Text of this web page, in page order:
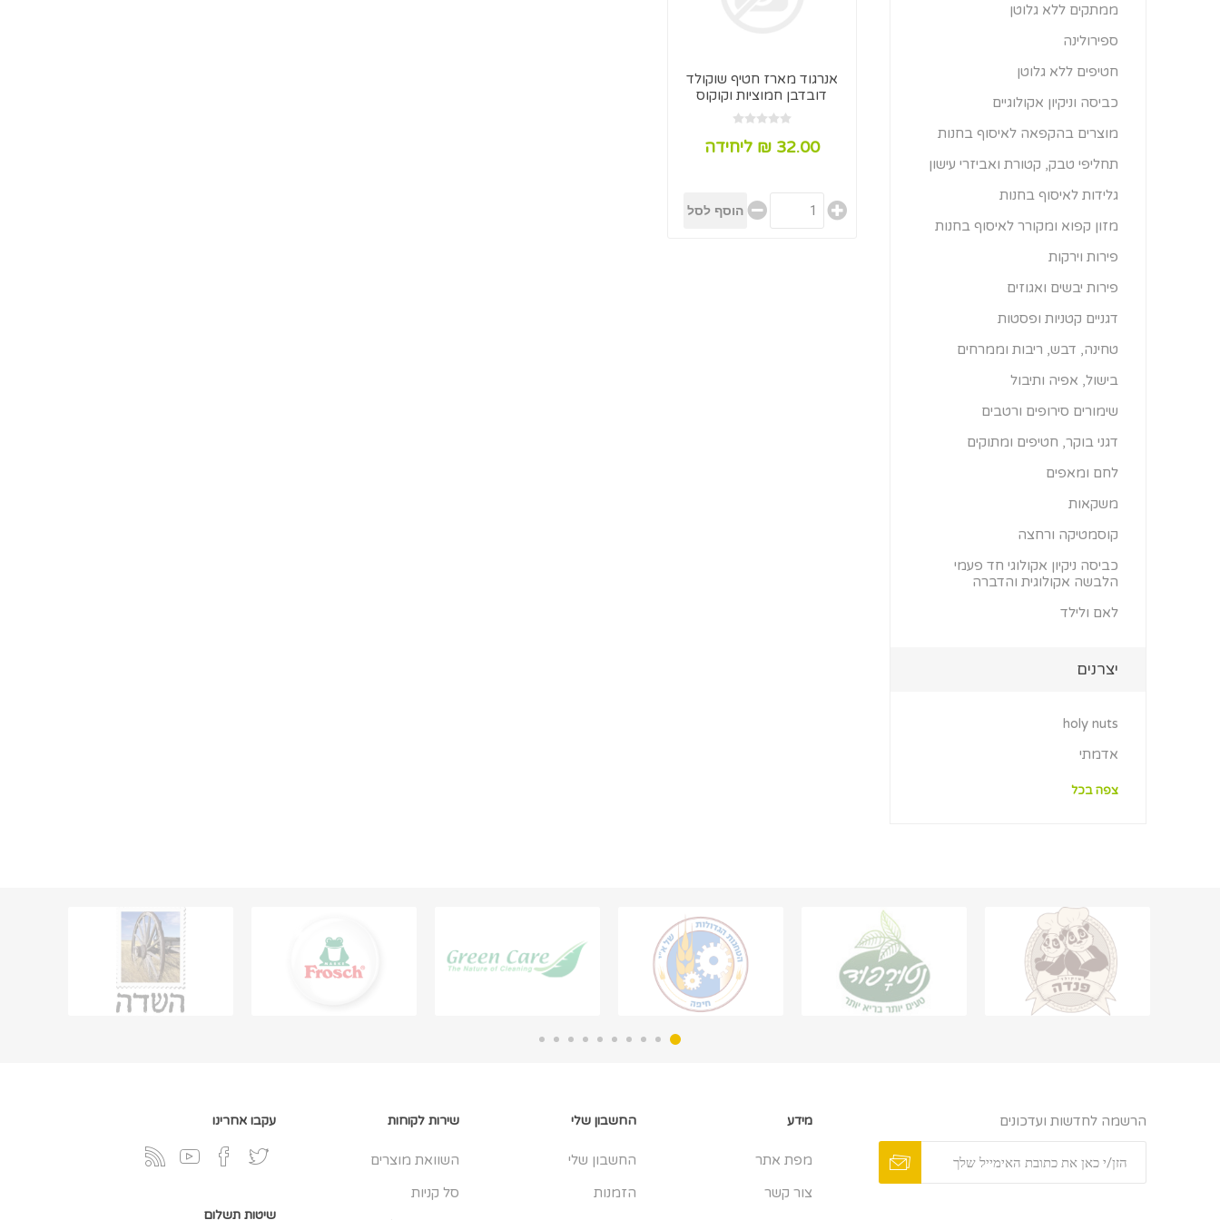
אנרגוד מארז חטיף שוקולד
דובדבן חמוציות וקוקוס
300 ג"ר
32.00 ₪ ליחידה
ממתקים ללא גלוטן
ספירולינה
חטיפים ללא גלוטן
כביסה וניקיון אקולוגיים
מוצרים בהקפאה לאיסוף בחנות
תחליפי טבק, קטורת ואביזרי עישון
גלידות לאיסוף בחנות
מזון קפוא ומקורר לאיסוף בחנות
פירות וירקות
פירות יבשים ואגוזים
דגניים קטניות ופסטות
טחינה, דבש, ריבות וממרחים
בישול, אפיה ותיבול
שימורים סירופים ורטבים
דגני בוקר, חטיפים ומתוקים
לחם ומאפים
משקאות
קוסמטיקה ורחצה
כביסה ניקיון אקולוגי חד פעמי
הלבשה אקולוגית והדברה
לאם ולילד
יצרנים
holy nuts
אדמתי
צפה בכל
הרשמה לחדשות ועדכונים מידע
מפת אתר
צור קשר
החשבון שלי
החשבון שלי
הזמנות
שירות לקוחות
השוואת מוצרים
סל קניות
עקבו אחרינו
שיטות תשלום